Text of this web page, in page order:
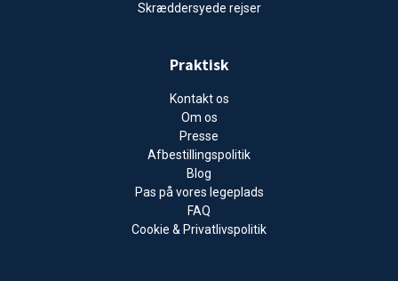
Skræddersyede rejser
Praktisk
Kontakt os
Om os
Presse
Afbestillingspolitik
Blog
Pas på vores legeplads
FAQ
Cookie & Privatlivspolitik